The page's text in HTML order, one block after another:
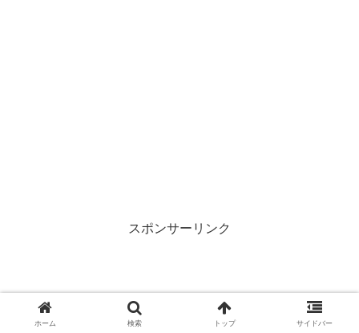
スポンサーリンク
ホーム 検索 トップ サイドバー